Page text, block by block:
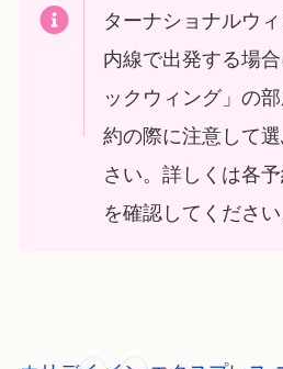
ターナショナルウ
内線で出発する場
ックウィング」の
約の際に注意して
さい。詳しくは各
を確認してください